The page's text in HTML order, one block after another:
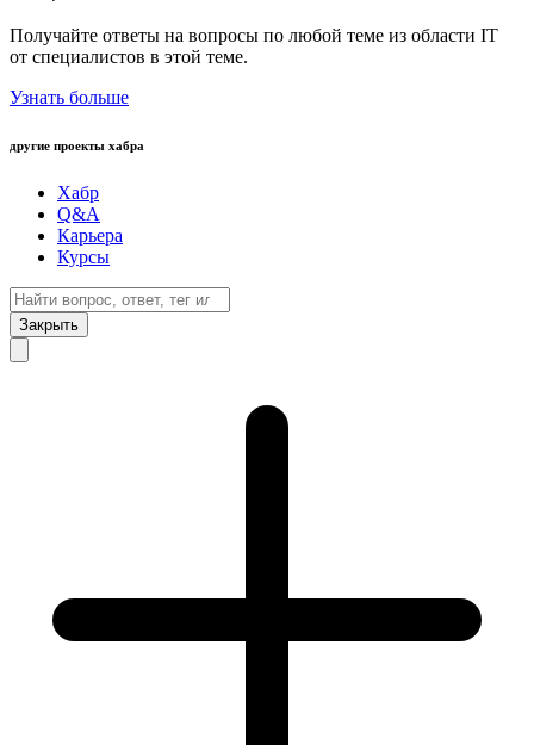
Получайте ответы на вопросы по любой теме из области IT
от специалистов в этой теме.
Узнать больше
другие проекты хабра
Хабр
Q&A
Карьера
Курсы
Закрыть